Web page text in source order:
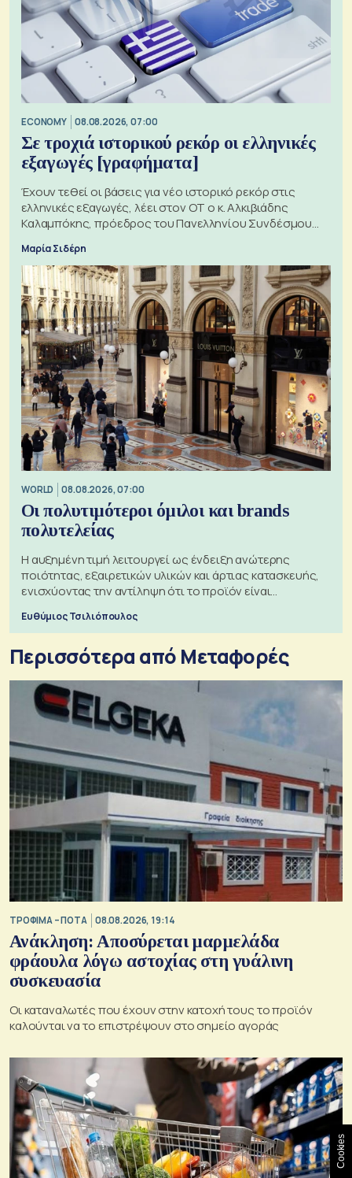
ECONOMY 08.08.2026, 07:00
Σε τροχιά ιστορικού ρεκόρ οι ελληνικές
εξαγωγές [γραφήματα]
Έχουν τεθεί οι βάσεις για νέο ιστορικό ρεκόρ στις
ελληνικές εξαγωγές, λέει στον ΟΤ ο κ. Αλκιβιάδης
Καλαμπόκης, πρόεδρος του Πανελληνίου Συνδέσμου
Μαρία Σιδέρη
WORLD 08.08.2026, 07:00
Οι πολυτιμότεροι όμιλοι και brands
πολυτελείας
Η αυξημένη τιμή λειτουργεί ως ένδειξη ανώτερης
ποιότητας, εξαιρετικών υλικών και άρτιας κατασκευής,
ενισχύοντας την αντίληψη ότι το προϊόν είναι
Ευθύμιος Τσιλιόπουλος
Περισσότερα από Μεταφορές
ΤΡΟΦΙΜΑ – ΠΟΤΑ 08.08.2026, 19:14
Ανάκληση: Αποσύρεται μαρμελάδα
φράουλα λόγω αστοχίας στη γυάλινη
συσκευασία
Οι καταναλωτές που έχουν στην κατοχή τους το προϊόν
καλούνται να το επιστρέψουν στο σημείο αγοράς
Cookies